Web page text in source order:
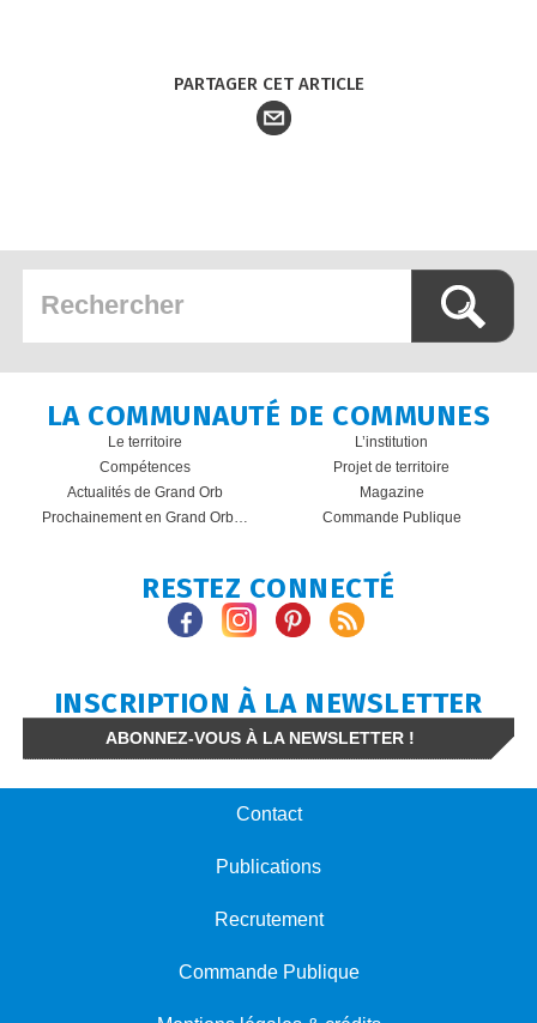
PARTAGER CET ARTICLE
LA COMMUNAUTÉ DE COMMUNES
Le territoire
L’institution
Compétences
Projet de territoire
Actualités de Grand Orb
Magazine
Prochainement en Grand Orb…
Commande Publique
RESTEZ CONNECTÉ
INSCRIPTION À LA NEWSLETTER
ABONNEZ-VOUS À LA NEWSLETTER !
Contact
Publications
Recrutement
Commande Publique